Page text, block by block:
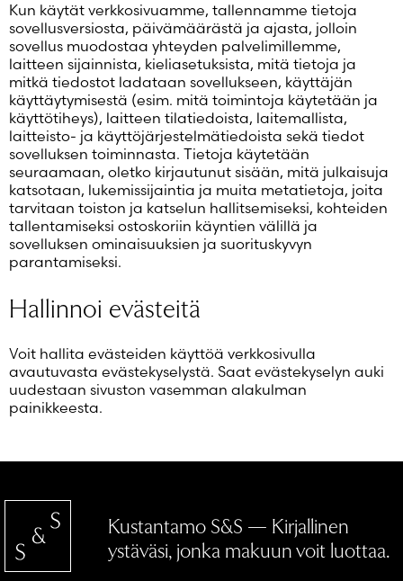
Kun käytät verkkosivuamme, tallennamme tietoja
sovellusversiosta, päivämäärästä ja ajasta, jolloin
sovellus muodostaa yhteyden palvelimillemme,
laitteen sijainnista, kieliasetuksista, mitä tietoja ja
mitkä tiedostot ladataan sovellukseen, käyttäjän
käyttäytymisestä (esim. mitä toimintoja käytetään ja
käyttötiheys), laitteen tilatiedoista, laitemallista,
laitteisto- ja käyttöjärjestelmätiedoista sekä tiedot
sovelluksen toiminnasta. Tietoja käytetään
seuraamaan, oletko kirjautunut sisään, mitä julkaisuja
katsotaan, lukemissijaintia ja muita metatietoja, joita
tarvitaan toiston ja katselun hallitsemiseksi, kohteiden
tallentamiseksi ostoskoriin käyntien välillä ja
sovelluksen ominaisuuksien ja suorituskyvyn
parantamiseksi.
Hallinnoi evästeitä
Voit hallita evästeiden käyttöä verkkosivulla
avautuvasta evästekyselystä. Saat evästekyselyn auki
uudestaan sivuston vasemman alakulman
painikkeesta.
Kustantamo S&S — Kirjallinen
ystäväsi, jonka makuun voit luottaa.